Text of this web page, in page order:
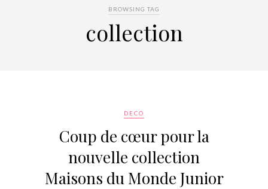
BROWSING TAG
collection
DECO
Coup de cœur pour la
nouvelle collection
Maisons du Monde Junior